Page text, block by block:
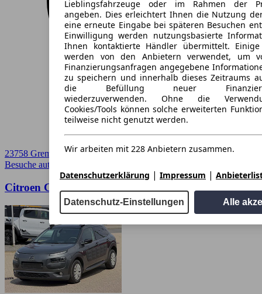
Lieblingsfahrzeuge oder im Rahmen der
angeben. Dies erleichtert Ihnen die Nutzung
eine erneute Eingabe bei späteren Besuchen
Einwilligung werden nutzungsbasierte
Ihnen kontaktierte Händler übermittelt. Einige
werden von den Anbietern verwendet, um
Finanzierungsanfragen angegebene
zu speichern und innerhalb dieses Zeitraums
die Befüllung neuer
wiederzuverwenden. Ohne die
Cookies/Tools können solche erweiterten
teilweise nicht genutzt werden.
Wir arbeiten mit 228 Anbietern zusammen.
Datenschutzerklärung | Impressum |
Datenschutz-Einstellungen Alle
23758 Gremersdorf
Besuche autoscout24.de
Citroen C4 Cactus Shine Euro6, Navi, Klima